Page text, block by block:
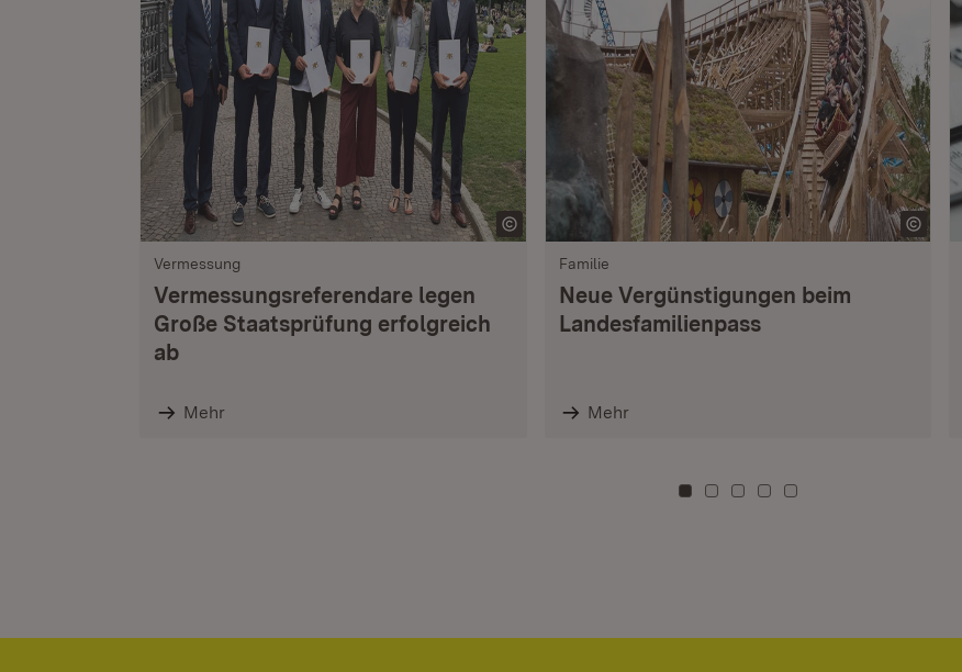
Vermessung
Vermessungsreferendare legen
Große Staatsprüfung erfolgreich
ab
Mehr
Familie
Neue Vergünstigungen beim
Landesfamilienpass
Mehr
Zu Kachel: 0
Zu Kachel: 3
Zu Kachel: 6
Zu Kachel: 9
Zu Kachel: 12